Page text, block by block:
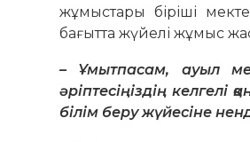
жұмыстары біріші
бағытта жүйелі жұмыс
– Ұмытпасам, ауыл
әріптесіңіздің
білім беру жүйесіне